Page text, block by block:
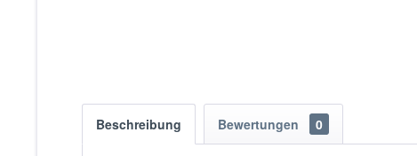
Beschreibung Bewertungen 0